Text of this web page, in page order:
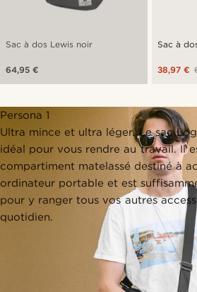
Sac à dos Lewis noir
64,95 €
Sac à
38,97 €
Persona 1
Ultra mince et ultra léger. Le sac
idéal pour vous rendre au travail. Il
compartiment matelassé destiné à
ordinateur portable et est
pour y ranger tous vos autres
quotidien.